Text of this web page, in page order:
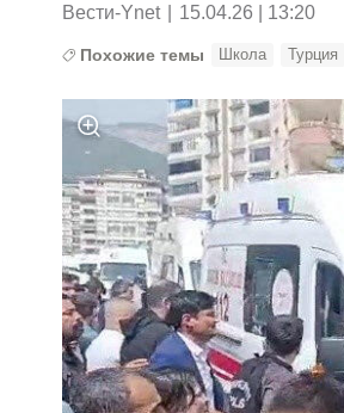
Вести-Ynet 15.04.26 | 13:20
Похожие темы Школа Турция